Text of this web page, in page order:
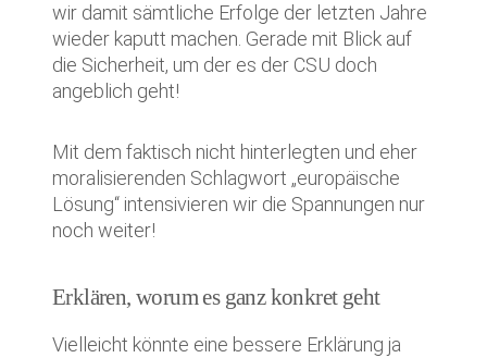
wir damit sämtliche Erfolge der letzten Jahre
wieder kaputt machen. Gerade mit Blick auf
die Sicherheit, um der es der CSU doch
angeblich geht!
Mit dem faktisch nicht hinterlegten und eher
moralisierenden Schlagwort „europäische
Lösung“ intensivieren wir die Spannungen nur
noch weiter!
Erklären, worum es ganz konkret geht
Vielleicht könnte eine bessere Erklärung ja